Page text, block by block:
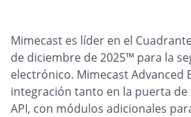
Mimecast es líder en el
de diciembre de 2025™ para la
electrónico. Mimecast Advanced
integración tanto en la puerta de
API, con módulos adicionales